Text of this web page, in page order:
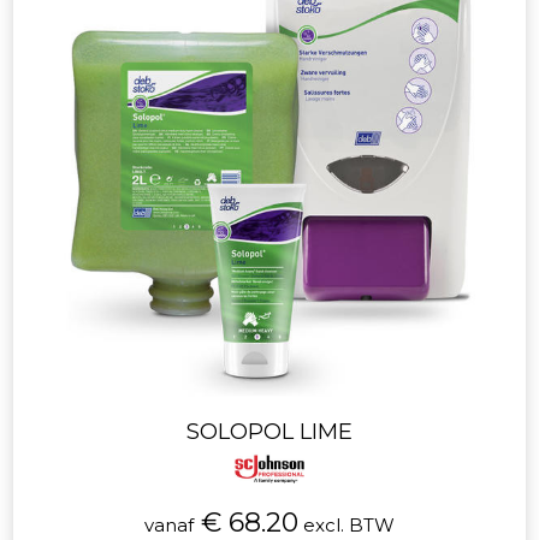
SOLOPOL LIME
vanaf€ 68.20 excl. BTW